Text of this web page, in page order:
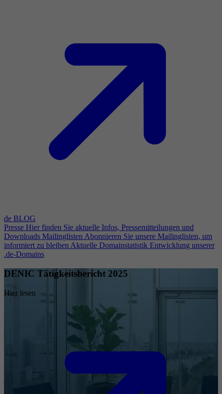
de BLOG
Presse Hier finden Sie aktuelle Infos, Pressemitteilungen und
Downloads Mailinglisten Abonnieren Sie unsere Mailinglisten, um
informiert zu bleiben Aktuelle Domainstatistik Entwicklung unserer
.de-Domains
DENIC Tätigkeitsbericht 2025
Hier lesen